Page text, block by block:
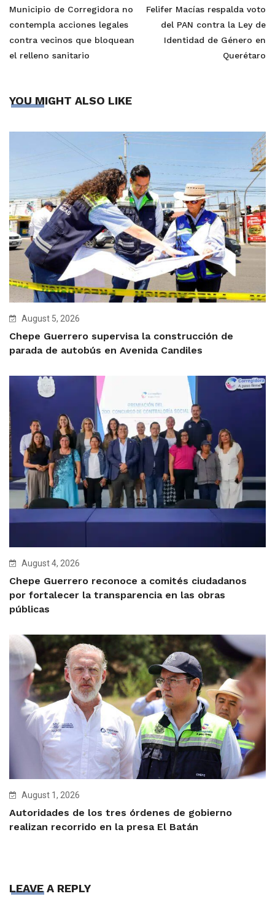
Municipio de Corregidora no
contempla acciones legales
contra vecinos que bloquean
el relleno sanitario
Felifer Macías respalda voto
del PAN contra la Ley de
Identidad de Género en
Querétaro
YOU MIGHT ALSO LIKE
August 5, 2026
Chepe Guerrero supervisa la construcción de
parada de autobús en Avenida Candiles
August 4, 2026
Chepe Guerrero reconoce a comités ciudadanos
por fortalecer la transparencia en las obras
públicas
August 1, 2026
Autoridades de los tres órdenes de gobierno
realizan recorrido en la presa El Batán
LEAVE A REPLY